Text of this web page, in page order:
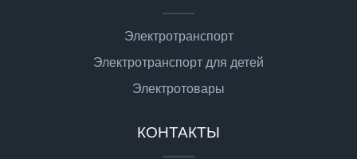
Электротранспорт
Электротранспорт для детей
Электротовары
КОНТАКТЫ